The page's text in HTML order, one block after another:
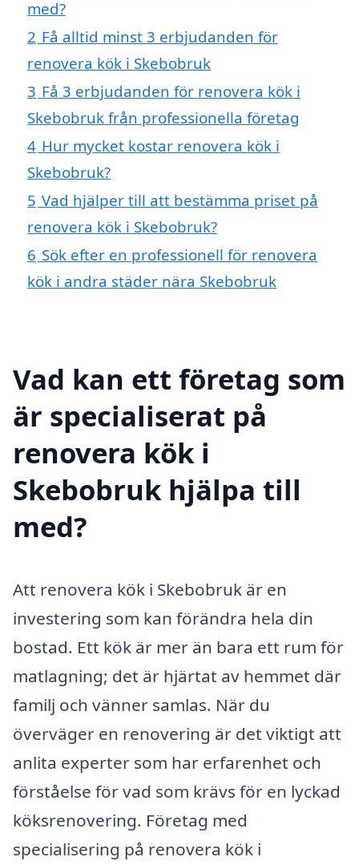
med?
2 Få alltid minst 3 erbjudanden för
renovera kök i Skebobruk
3 Få 3 erbjudanden för renovera kök i
Skebobruk från professionella företag
4 Hur mycket kostar renovera kök i
Skebobruk?
5 Vad hjälper till att bestämma priset på
renovera kök i Skebobruk?
6 Sök efter en professionell för renovera
kök i andra städer nära Skebobruk
Vad kan ett företag som
är specialiserat på
renovera kök i
Skebobruk hjälpa till
med?
Att renovera kök i Skebobruk är en
investering som kan förändra hela din
bostad. Ett kök är mer än bara ett rum för
matlagning; det är hjärtat av hemmet där
familj och vänner samlas. När du
överväger en renovering är det viktigt att
anlita experter som har erfarenhet och
förståelse för vad som krävs för en lyckad
köksrenovering. Företag med
specialisering på renovera kök i